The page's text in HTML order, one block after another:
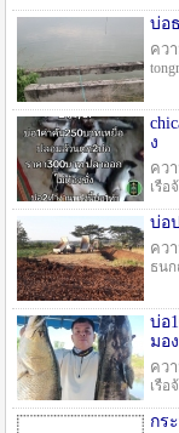
บ่อ
คว
ง
คว
เรือ
บ่อ
คว
ธน
บ่อ
มอ
คว
เรือ
กร